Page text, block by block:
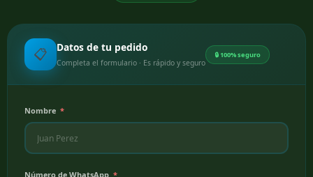
📋 Datos de tu pedido
Completa el formulario · Es rápido y seguro
🔒 100% seguro
Nombre
Número de WhatsApp